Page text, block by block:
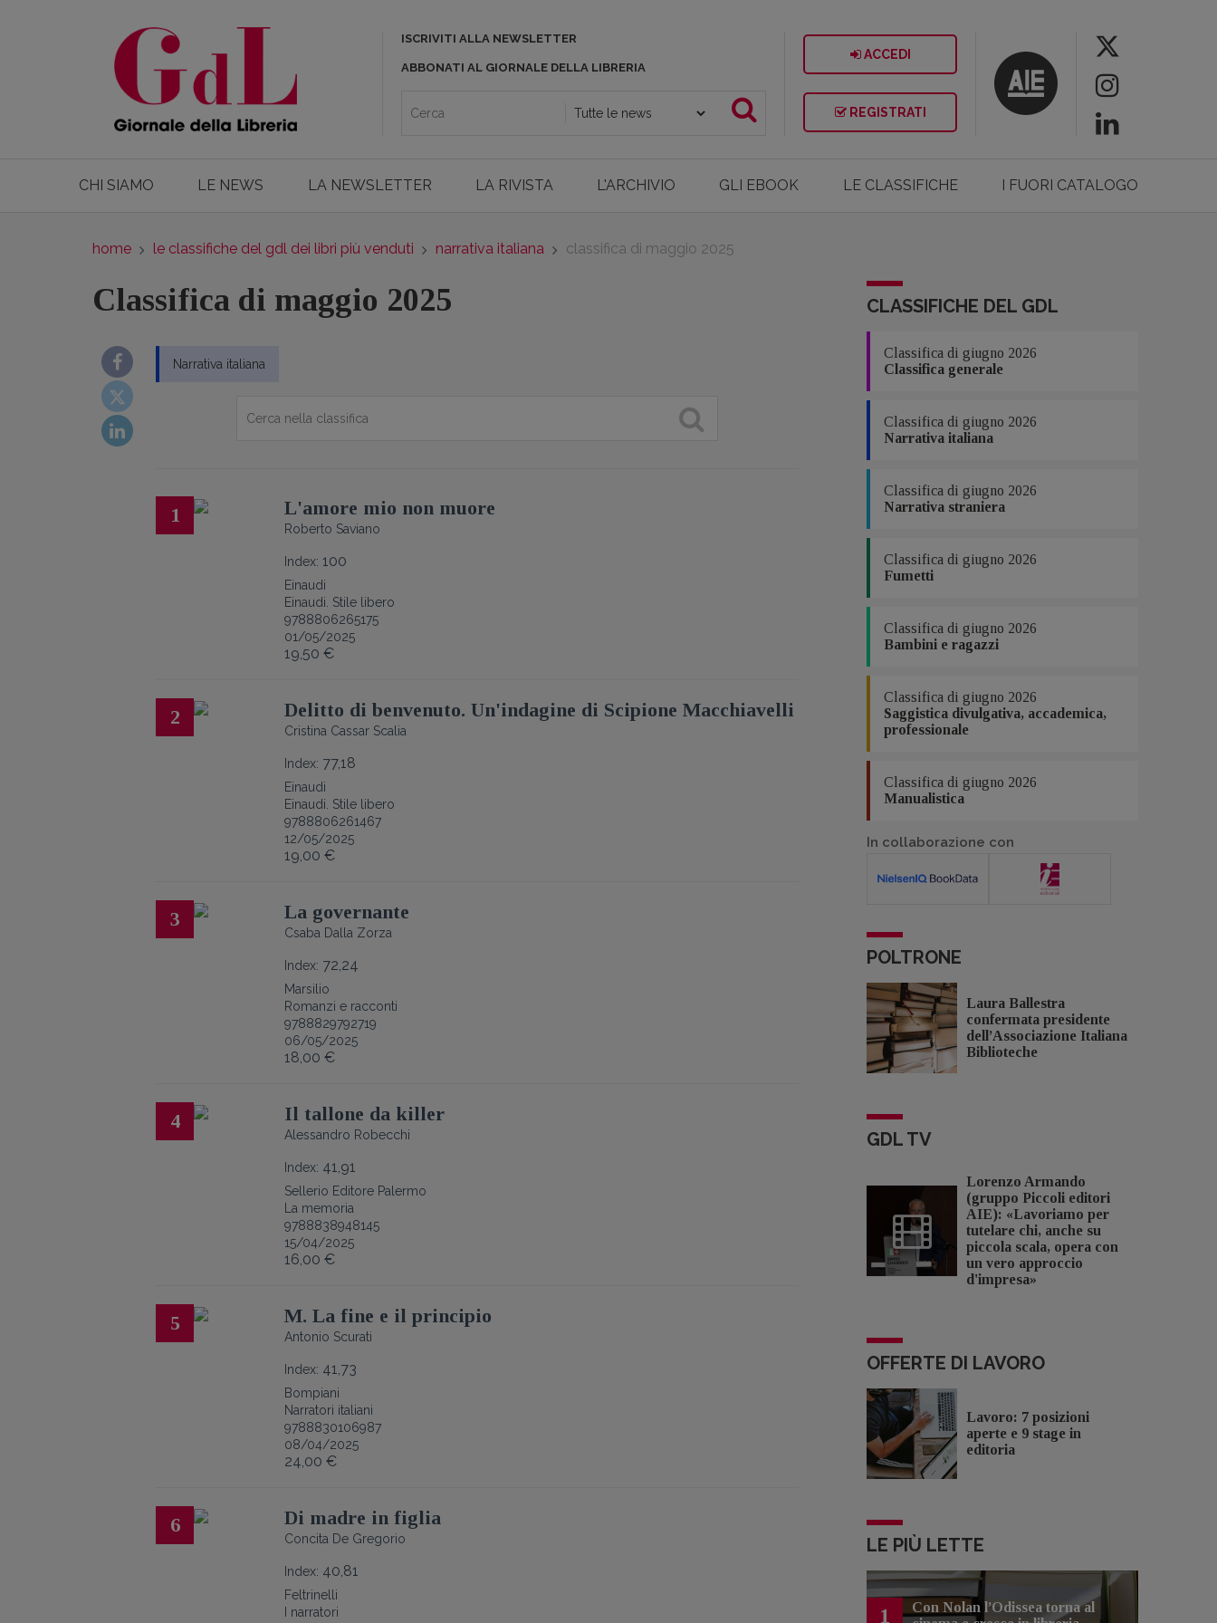
ISCRIVITI ALLA NEWSLETTER
ABBONATI AL GIORNALE DELLA LIBRERIA
ACCEDI
REGISTRATI
CHI SIAMO LE NEWS LA NEWSLETTER LA RIVISTA L'ARCHIVIO GLI EBOOK LE CLASSIFICHE I FUORI CATALOGO
home le classifiche del gdl dei libri più venduti narrativa italiana classifica di maggio 2025
Classifica di maggio 2025
Narrativa italiana
1 L'amore mio non muore
Roberto Saviano
Index: 100
Einaudi
Einaudi. Stile libero
9788806265175
01/05/2025
19,50 €
2 Delitto di benvenuto. Un'indagine di Scipione Macchiavelli
Cristina Cassar Scalia
Index: 77,18
Einaudi
Einaudi. Stile libero
9788806261467
12/05/2025
19,00 €
3 La governante
Csaba Dalla Zorza
Index: 72,24
Marsilio
Romanzi e racconti
9788829792719
06/05/2025
18,00 €
4 Il tallone da killer
Alessandro Robecchi
Index: 41,91
Sellerio Editore Palermo
La memoria
9788838948145
15/04/2025
16,00 €
5 M. La fine e il principio
Antonio Scurati
Index: 41,73
Bompiani
Narratori italiani
9788830106987
08/04/2025
24,00 €
6 Di madre in figlia
Concita De Gregorio
Index: 40,81
Feltrinelli
I narratori
CLASSIFICHE DEL GDL
Classifica di giugno 2026
Classifica generale
Classifica di giugno 2026
Narrativa italiana
Classifica di giugno 2026
Narrativa straniera
Classifica di giugno 2026
Fumetti
Classifica di giugno 2026
Bambini e ragazzi
Classifica di giugno 2026
Saggistica divulgativa, accademica,
professionale
Classifica di giugno 2026
Manualistica
In collaborazione con
POLTRONE
Laura Ballestra
confermata presidente
dell’Associazione Italiana
Biblioteche
GDL TV
Lorenzo Armando
(gruppo Piccoli editori
AIE): «Lavoriamo per
tutelare chi, anche su
piccola scala, opera con
un vero approccio
d'impresa»
OFFERTE DI LAVORO
Lavoro: 7 posizioni
aperte e 9 stage in
editoria
LE PIÙ LETTE
1
Con Nolan l’Odissea torna al